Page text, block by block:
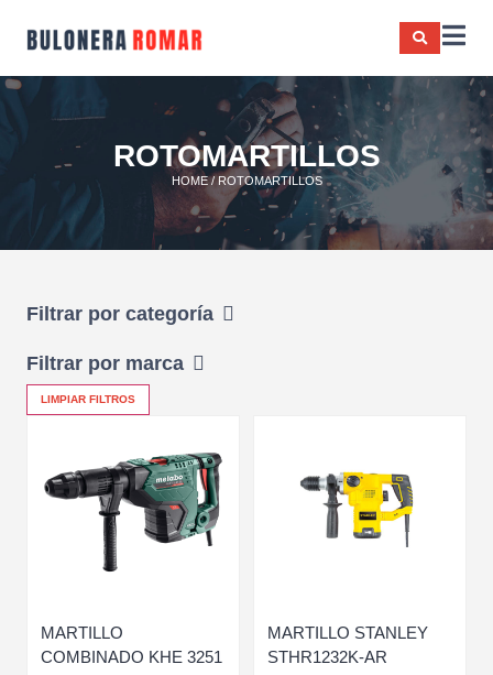
ROTOMARTILLOS
HOME/ ROTOMARTILLOS
Filtrar por categoría
Filtrar por marca
LIMPIAR FILTROS
MARTILLO
COMBINADO KHE 3251
MARTILLO STANLEY
STHR1232K-AR